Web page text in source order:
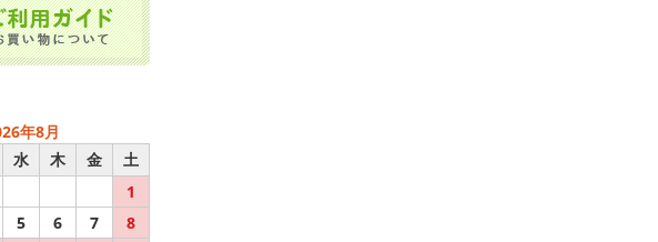
年8月
水 木 金
土
1
5 6 7
8